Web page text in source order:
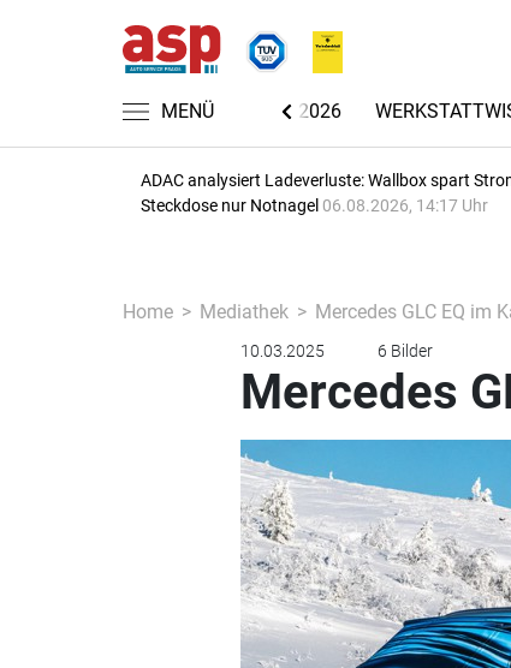
MENÜ
AUTOMECHANIKA 2026
ADAC analysiert Ladeverluste: Wallbox spart
Steckdose nur Notnagel 06.08.2026, 14:17 Uhr
Home Mediathek Mercedes GLC EQ im
10.03.2025 6 Bilder
Mercedes